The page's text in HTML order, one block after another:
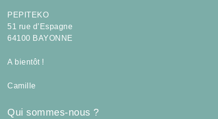
PEPITEKO
51 rue d’Espagne
64100 BAYONNE
A bientôt !
Camille
Qui sommes-nous ?